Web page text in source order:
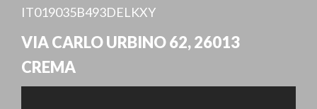
IT019035B493DELKXY
VIA CARLO URBINO 62,26013
CREMA